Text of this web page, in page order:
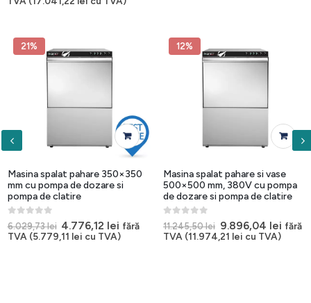
21%
Masina spalat pahare 350×350
mm cu pompa de dozare si
pompa de clatire
0out of 5
6.029,73lei Prețul
inițial
4.776,12 lei Prețul
curent
fără
TVA (5.779,11 lei cu TVA)
12%
Masina spalat pahare si vase
500×500 mm, 380V cu pompa
de dozare si pompa de clatire
0out of 5
11.245,50lei Prețul
inițial
a
9.896,04 leiPrețul
fără
TVA (11.974,21 lei cu TVA)